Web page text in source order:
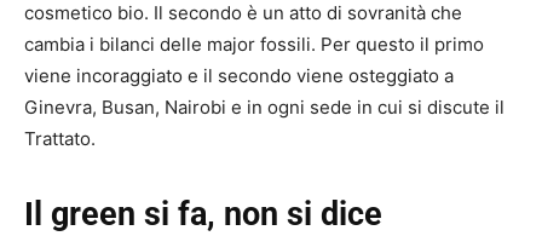
cosmetico bio. Il secondo è un atto di sovranità che
cambia i bilanci delle major fossili. Per questo il primo
viene incoraggiato e il secondo viene osteggiato a
Ginevra, Busan, Nairobi e in ogni sede in cui si discute il
Trattato.
Il green si fa, non si dice